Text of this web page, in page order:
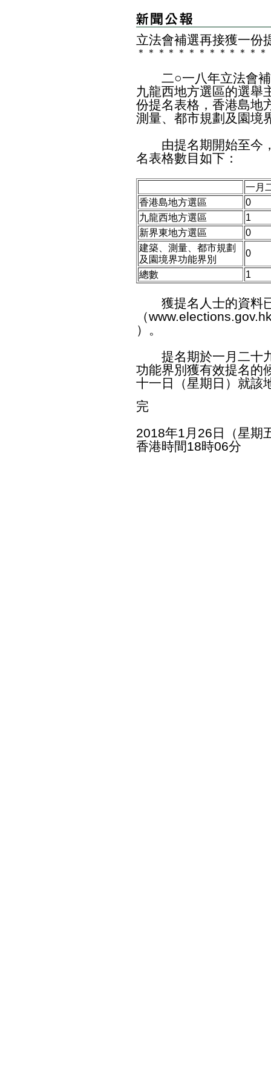
立法會補選再接獲一份
＊ ＊ ＊ ＊ ＊ ＊ ＊ ＊ ＊ ＊ ＊ ＊ ＊
二○一八年立法會補
九龍西地方選區的選舉
份提名表格，香港島地
測量、都市規劃及園境
由提名期開始至今，
名表格數目如下：
一月
香港島地方選區
0
九龍西地方選區
1
新界東地方選區
0
建築、測量、都市規劃
及園境界功能界別
0
總數 1
獲提名人士的資料
（
）。
提名期於一月二十九
功能界別獲有效提名的
十一日（星期日）就該
完
2018年1月26日（星期
香港時間18時06分